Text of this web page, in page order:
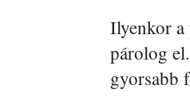
Ilyenkor a
párolog
gyorsabb